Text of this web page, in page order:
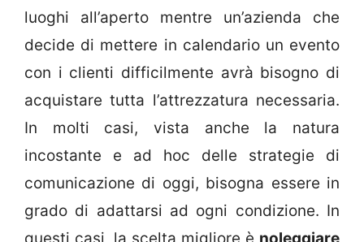
luoghi all’aperto mentre un’azienda che
decide di mettere in calendario un evento
con i clienti difficilmente avrà bisogno di
acquistare tutta l’attrezzatura necessaria.
In molti casi, vista anche la natura
incostante e ad hoc delle strategie di
comunicazione di oggi, bisogna essere in
grado di adattarsi ad ogni condizione. In
questi casi, la scelta migliore è noleggiare